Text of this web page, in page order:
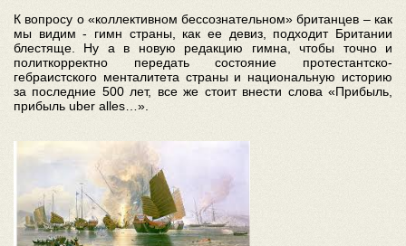
К вопросу о «коллективном бессознательном» британцев – как
мы видим - гимн страны, как ее девиз, подходит Британии
блестяще. Ну а в новую редакцию гимна, чтобы точно и
политкорректно передать состояние протестантско-
гебраистского менталитета страны и национальную историю
за последние 500 лет, все же стоит внести слова «Прибыль,
прибыль uber alles…».